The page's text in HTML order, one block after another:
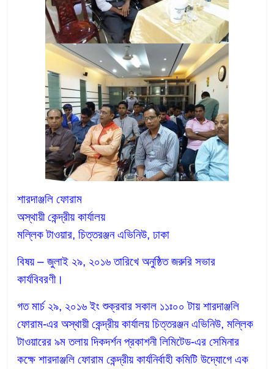
শারদাঞ্জলি ফোরাম
অস্থায়ী কেন্দ্রীয় কার্যালয়
মল্লিক টাওয়ার, চিত্তরঞ্জন এভিনিউ, ঢাকা
বিষয় – জুলাই ২৯, ২০১৬ তারিখে অনুষ্ঠিত জরুরি সভার
কার্যবিবরণী।
গত মার্চ ২৯, ২০১৬ ইং শুক্রবার সকাল ১১ঃ০০ টায় শারদাঞ্জলি
ফোরাম-এর অস্থায়ী কেন্দ্রীয় কার্যালয় চিত্তরঞ্জন এভিনিউ, মল্লিক
টাওয়ারের ৯ম তলায় দিকদর্শন প্রকাশনী লিমিটেড-এর সেমিনার
কক্ষে শারদাঞ্জলি ফোরাম কেন্দ্রীয় কার্যনির্বাহী কমিটি উদ্যোগে এক